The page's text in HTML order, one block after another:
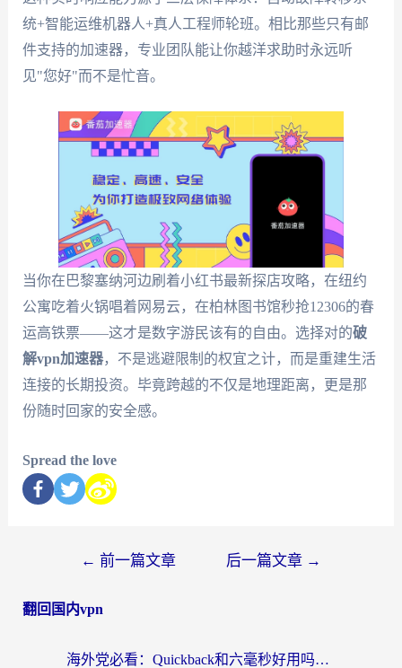
统+智能运维机器人+真人工程师轮班。相比那些只有邮
件支持的加速器，专业团队能让你越洋求助时永远听
见"您好"而不是忙音。
当你在巴黎塞纳河边刷着小红书最新探店攻略，在纽约
公寓吃着火锅唱着网易云，在柏林图书馆秒抢12306的春
运高铁票——这才是数字游民该有的自由。选择对的破
解vpn加速器，不是逃避限制的权宜之计，而是重建生活
连接的长期投资。毕竟跨越的不仅是地理距离，更是那
份随时回家的安全感。
Spread the love
← 前一篇文章 后一篇文章 →
翻回国内vpn
海外党必看：Quickback和六毫秒好用吗？3步选对回国加速器，无缝刷国内剧玩游戏